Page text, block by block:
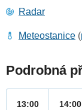
Radar
Meteostanice (
Podrobná
13:00 14:00